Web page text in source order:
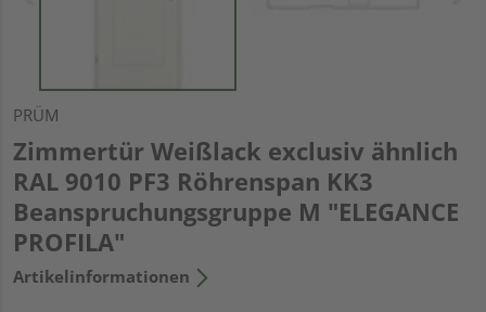
PRÜM
Zimmertür Weißlack exclusiv ähnlich
RAL 9010 PF3 Röhrenspan KK3
Beanspruchungsgruppe M "ELEGANCE
PROFILA"
Artikelinformationen